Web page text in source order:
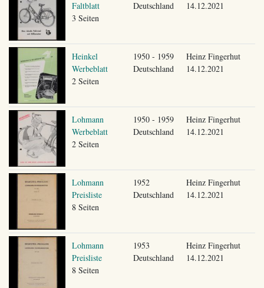
Faltblatt
3 Seiten
Deutschland
14.12.2021
Heinkel
Werbeblatt
2 Seiten
1950 - 1959
Deutschland
Heinz Fingerhut
14.12.2021
Lohmann
Werbeblatt
2 Seiten
1950 - 1959
Deutschland
Heinz Fingerhut
14.12.2021
Lohmann
Preisliste
8 Seiten
1952
Deutschland
Heinz Fingerhut
14.12.2021
Lohmann
Preisliste
8 Seiten
1953
Deutschland
Heinz Fingerhut
14.12.2021